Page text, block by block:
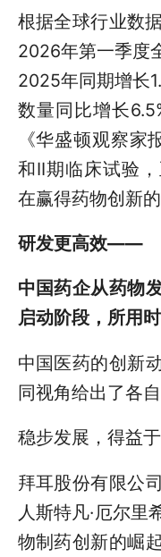
根据全球行业数
2026年第一季度
2025年同期增长
数量同比增长
《华盛顿观察家
和II期临床试验
在赢得药物创新的
研发更高效——
中国药企从药物
启动阶段，所用
中国医药的创新
同视角给出了各
稳步发展，得益于
拜耳股份有限公
人斯特凡·厄尔里
物制药创新的崛